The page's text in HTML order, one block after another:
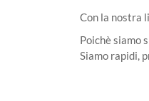
Con la nostra
Poichè siamo
Siamo rapidi,